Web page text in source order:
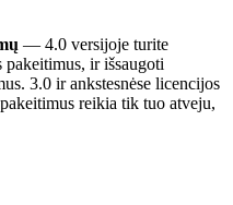
— 4.0 versijoje turite
ir išsaugoti
3.0 ir ankstesnėse licencijos
reikia tik tuo atveju,